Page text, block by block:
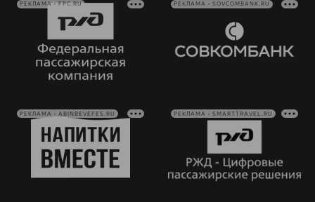
РЕКЛАМА • FPC.RU РЕКЛАМА • SOVCOMBANK.RU
РЕКЛАМА • ABINBEVEFES.RU РЕКЛАМА • SMARTTRAVEL.RU